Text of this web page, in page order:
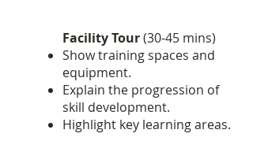
Facility Tour(30-45 mins)
Show training spaces and
equipment.
Explain the progression of
skill development.
Highlight key learning areas.